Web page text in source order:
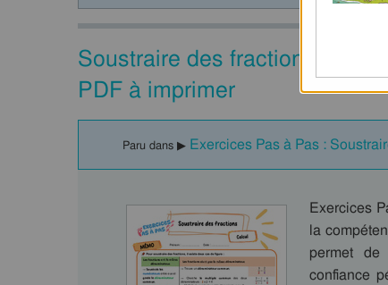
Soustraire des fractions –
PDF à imprimer
Paru dans ▶ Exercices Pas à Pas :
Exercices
la
permet de
confiance